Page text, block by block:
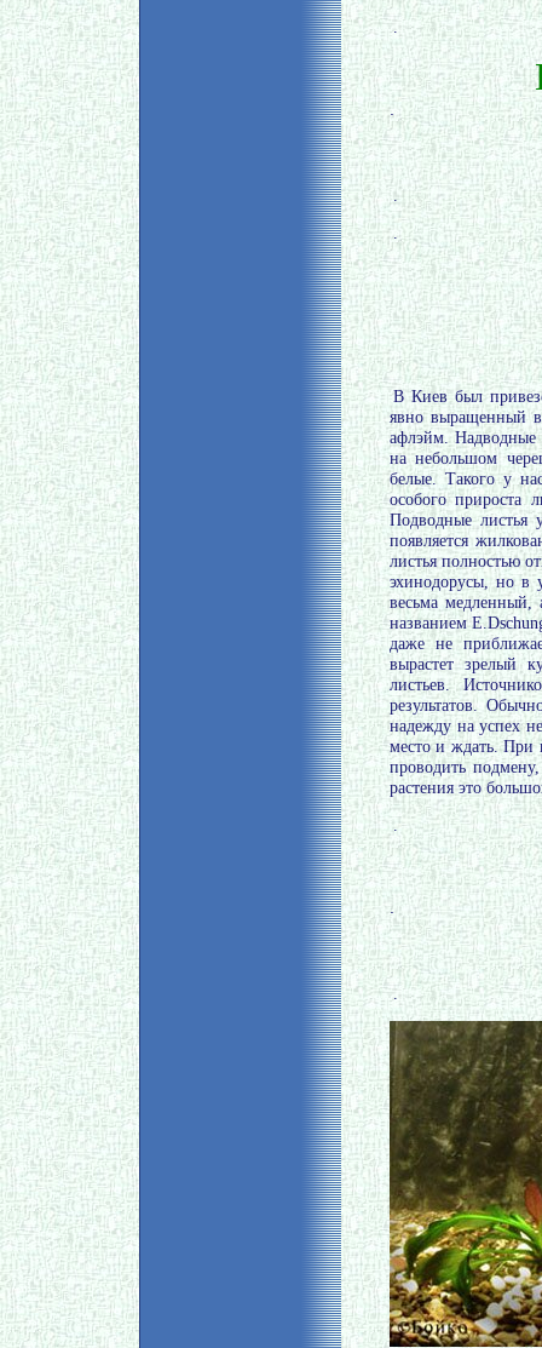
.
.
.
.
В Киев был
явно выращенный
афлэйм. Надводные
на небольшом
белые. Такого у
особого прироста
Подводные листья
появляется
листья полностью
эхинодорусы, но в
весьма медленный,
названием
даже не
вырастет зрелый
листьев.
результатов.
надежду на успех
место и ждать. При
проводить
растения это
.
.
.